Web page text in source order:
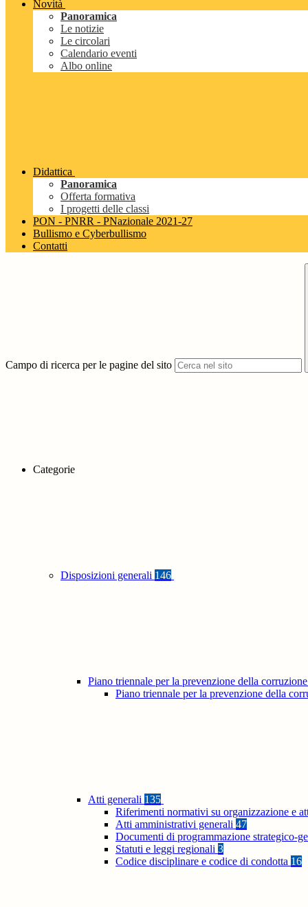
Novità
Panoramica
Le notizie
Le circolari
Calendario eventi
Albo online
Didattica
Panoramica
Offerta formativa
I progetti delle classi
PON - PNRR - PNazionale 2021-27
Bullismo e Cyberbullismo
Contatti
Campo di ricerca per le pagine del sito
Categorie
Disposizioni generali 146
Piano triennale per la prevenzione della
Piano triennale per la prevenzione della
Atti generali 135
Riferimenti normativi su organizzazione e
Atti amministrativi generali 47
Documenti di programmazione strategico-
Statuti e leggi regionali 3
Codice disciplinare e codice di condotta 16